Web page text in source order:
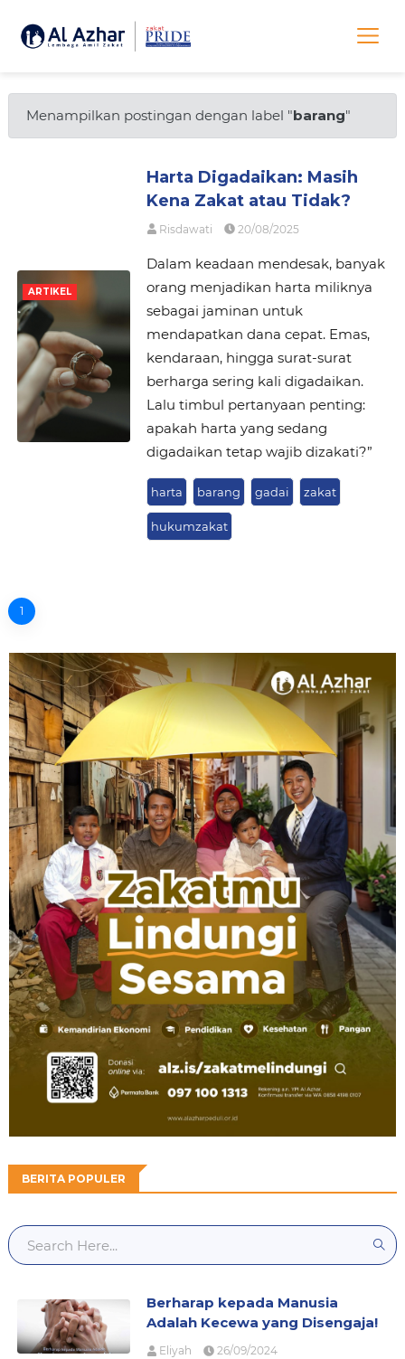
Menampilkan postingan dengan label "barang"
ARTIKEL
Harta Digadaikan: Masih
Kena Zakat atau Tidak?
Risdawati 20/08/2025
Dalam keadaan mendesak, banyak
orang menjadikan harta miliknya
sebagai jaminan untuk
mendapatkan dana cepat. Emas,
kendaraan, hingga surat-surat
berharga sering kali digadaikan.
Lalu timbul pertanyaan penting:
apakah harta yang sedang
digadaikan tetap wajib dizakati?”
harta barang gadai zakat
hukumzakat
1
BERITA POPULER
Berharap kepada Manusia
Adalah Kecewa yang Disengaja!
Eliyah 26/09/2024